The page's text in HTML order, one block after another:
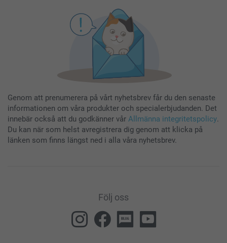
Genom att prenumerera på vårt nyhetsbrev får du den senaste
informationen om våra produkter och specialerbjudanden. Det
innebär också att du godkänner vår Allmänna integritetspolicy.
Du kan när som helst avregistrera dig genom att klicka på
länken som finns längst ned i alla våra nyhetsbrev.
Följ oss